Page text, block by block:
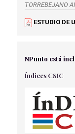
TORREBEJANO
ESTUDIO DE
USO DE
NAVARRO GARCIA,
URGENCIAS
Lizaso Arregui, N-
CASO
NPunto está
Índices CSIC